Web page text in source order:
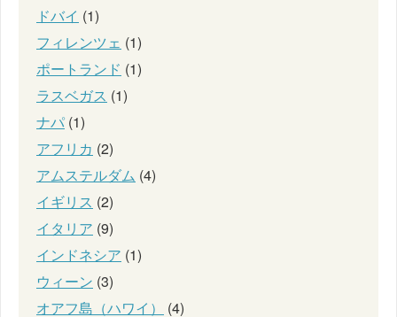
ドバイ (1)
フィレンツェ (1)
ポートランド (1)
ラスベガス (1)
ナパ (1)
アフリカ (2)
アムステルダム (4)
イギリス (2)
イタリア (9)
インドネシア (1)
ウィーン (3)
オアフ島（ハワイ）
(4)